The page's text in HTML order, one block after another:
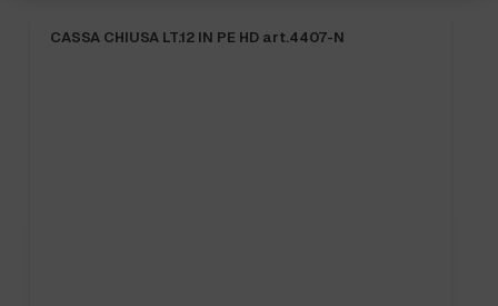
CASSA CHIUSA LT.12 IN PE HD art.4407-N